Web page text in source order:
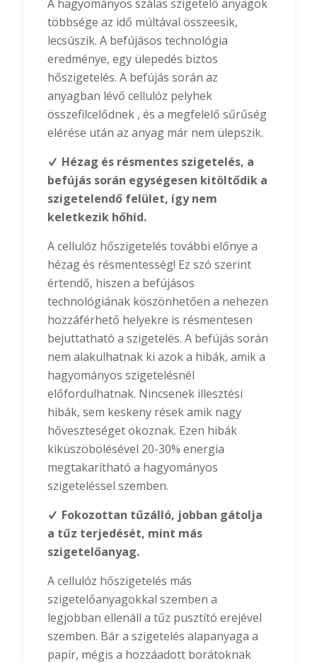
A hagyományos szálas szigetelő anyagok
többsége az idő múltával összeesik,
lecsúszik. A befújásos technológia
eredménye, egy ülepedés biztos
hőszigetelés. A befújás során az
anyagban lévő cellulóz pelyhek
összefilcelődnek , és a megfelelő sűrűség
elérése után az anyag már nem ülepszik.
Hézag és résmentes szigetelés, a
befújás során egységesen kitöltődik a
szigetelendő felület, így nem
keletkezik hőhíd.
A cellulóz hőszigetelés további előnye a
hézag és résmentesség! Ez szó szerint
értendő, hiszen a befújásos
technológiának köszönhetően a nehezen
hozzáférhető helyekre is résmentesen
bejuttatható a szigetelés. A befújás során
nem alakulhatnak ki azok a hibák, amik a
hagyományos szigetelésnél
előfordulhatnak. Nincsenek illesztési
hibák, sem keskeny rések amik nagy
hőveszteséget okoznak. Ezen hibák
kiküszöbölésével 20-30% energia
megtakarítható a hagyományos
szigeteléssel szemben.
Fokozottan tűzálló, jobban gátolja
a tűz terjedését, mint más
szigetelőanyag.
A cellulóz hőszigetelés más
szigetelőanyagokkal szemben a
legjobban ellenáll a tűz pusztító erejével
szemben. Bár a szigetelés alapanyaga a
papír, mégis a hozzáadott borátoknak